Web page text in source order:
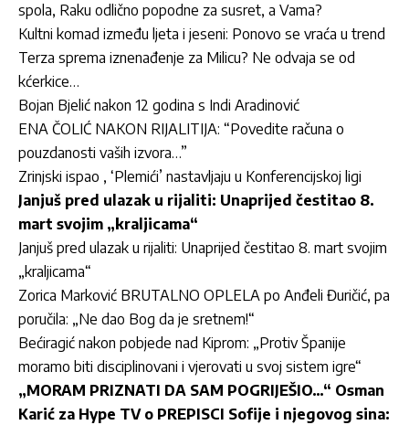
spola, Raku odlično popodne za susret, a Vama?
Kultni komad između ljeta i jeseni: Ponovo se vraća u trend
Terza sprema iznenađenje za Milicu? Ne odvaja se od
kćerkice…
Bojan Bjelić nakon 12 godina s Indi Aradinović
ENA ČOLIĆ NAKON RIJALITIJA: “Povedite računa o
pouzdanosti vaših izvora…”
Zrinjski ispao , ‘Plemići’ nastavljaju u Konferencijskoj ligi
Janjuš pred ulazak u rijaliti: Unaprijed čestitao 8.
mart svojim „kraljicama“
Janjuš pred ulazak u rijaliti: Unaprijed čestitao 8. mart svojim
„kraljicama“
Zorica Marković BRUTALNO OPLELA po Anđeli Đuričić, pa
poručila: „Ne dao Bog da je sretnem!“
Bećiragić nakon pobjede nad Kiprom: „Protiv Španije
moramo biti disciplinovani i vjerovati u svoj sistem igre“
„MORAM PRIZNATI DA SAM POGRIJEŠIO…“ Osman
Karić za Hype TV o PREPISCI Sofije i njegovog sina: